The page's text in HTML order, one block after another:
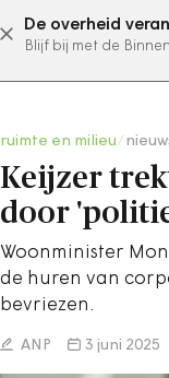
De overheid
Blijf bij met de
ruimte en milieu
Keijzer
door
Woonminister
de huren van
bevriezen.
ANP 3 juni 2025